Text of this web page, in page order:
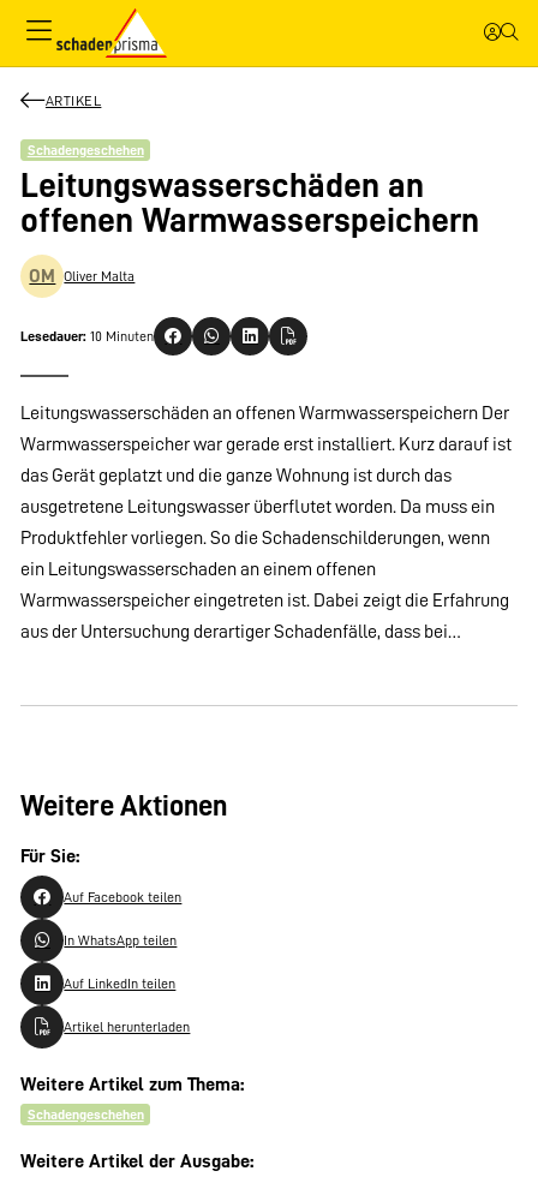
ARTIKEL
Schadengeschehen
Leitungswasserschäden an
offenen Warmwasserspeichern
OM Oliver Malta
Lesedauer: 10 Minuten
Leitungswasserschäden an offenen Warmwasserspeichern Der
Warmwasserspeicher war gerade erst installiert. Kurz darauf ist
das Gerät geplatzt und die ganze Wohnung ist durch das
ausgetretene Leitungswasser überflutet worden. Da muss ein
Produktfehler vorliegen. So die Schadenschilderungen, wenn
ein Leitungswasserschaden an einem offenen
Warmwasserspeicher eingetreten ist. Dabei zeigt die Erfahrung
aus der Untersuchung derartiger Schadenfälle, dass bei…
Weitere Aktionen
Für Sie:
Auf Facebook teilen
In WhatsApp teilen
Auf LinkedIn teilen
Artikel herunterladen
Weitere Artikel zum Thema:
Schadengeschehen
Weitere Artikel der Ausgabe: